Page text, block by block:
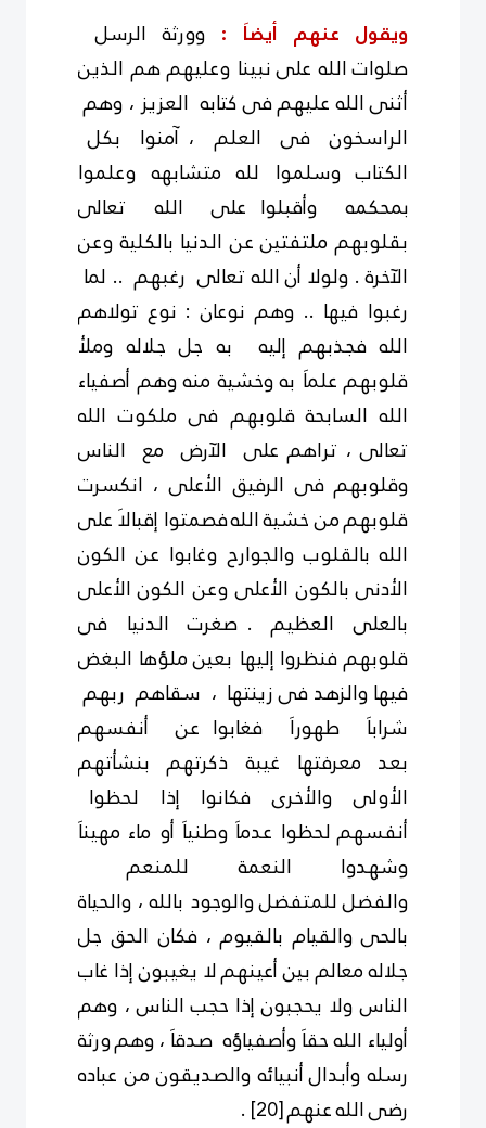
ويقول عنهم أيضاَ : وورثة الرسل
صلواتالله علىنبينا وعليهم هم الذين
أثنى الله عليهم فى كتابه العزيز ، وهم
الراسخون فى العلم ، آمنوا بكل
الكتاب وسلموا لله متشابهه وعلموا
بمحكمه وأقبلوا على الله تعالى
بقلوبهم ملتفتين عن الدنيا بالكلية وعن
الآخرة . ولولا أن الله تعالى رغبهم .. لما
رغبوا فيها .. وهم نوعان : نوع تولاهم
الله فجذبهم إليه به جل جلاله وملأ
قلوبهم علماَ به وخشية منه وهم أصفياء
الله السابحة قلوبهم فى ملكوت الله
تعالى ، تراهم على الآرض مع الناس
وقلوبهم فى الرفيق الأعلى ، انكسرت
قلوبهم من خشية اللهفصمتوا إقبالاَ على
الله بالقلوب والجوارح وغابوا عن الكون
الأدنى بالكون الأعلى وعن الكون الأعلى
بالعلى العظيم . صغرت الدنيا فى
قلوبهم فنظروا إليها بعين ملؤها البغض
فيها والزهد فى زينتها ، سقاهم ربهم
شراباَ طهوراَ فغابوا عن أنفسهم
بعد معرفتها غيبة ذكرتهم بنشأتهم
الأولى والأخرى فكانوا إذا لحظوا
أنفسهم لحظوا عدماَ وطنياَ أو ماء مهيناَ
وشهدوا النعمة للمنعم
والفضلللمتفضلوالوجود بالله ، والحياة
بالحى والقيام بالقيوم ، فكان الحق جل
جلاله معالم بين أعينهم لا يغيبون إذا غاب
الناس ولا يحجبون إذا حجب الناس ، وهم
أولياء الله حقاَ وأصفياؤه صدقاَ ، وهمورثة
رسله وأبدال أنبيائه والصديقون من عباده
رضى الله عنهم[20]
.